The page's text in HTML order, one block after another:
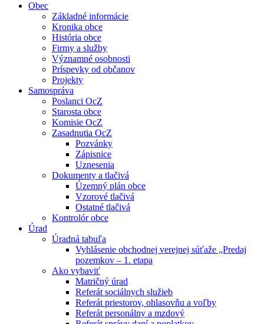
Obec
Základné informácie
Kronika obce
História obce
Firmy a služby
Významné osobnosti
Príspevky od občanov
Projekty
Samospráva
Poslanci OcZ
Starosta obce
Komisie OcZ
Zasadnutia OcZ
Pozvánky
Zápisnice
Uznesenia
Dokumenty a tlačivá
Územný plán obce
Vzorové tlačivá
Ostatné tlačivá
Kontrolór obce
Úrad
Úradná tabuľa
Vyhlásenie obchodnej verejnej súťaže „Predaj
pozemkov – 1. etapa
Ako vybaviť
Matričný úrad
Referát sociálnych služieb
Referát priestorov, ohlasovňu a voľby
Referát personálny a mzdový